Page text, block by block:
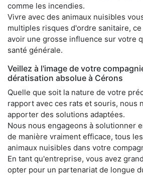
comme les incendies.
Vivre avec des animaux nuisibles
multiples risques d'ordre sanitaire,
avoir une grosse influence sur votre
santé générale.
Veillez à l'image de votre
dératisation absolue à Cérons
Quelle que soit la nature de votre
rapport avec ces rats et souris, nous
apporter des solutions adaptées.
Nous nous engageons à solutionner
de manière vraiment efficace, tous
animaux nuisibles dans votre
En tant qu'entreprise, vous avez
opter pour un partenariat de longue